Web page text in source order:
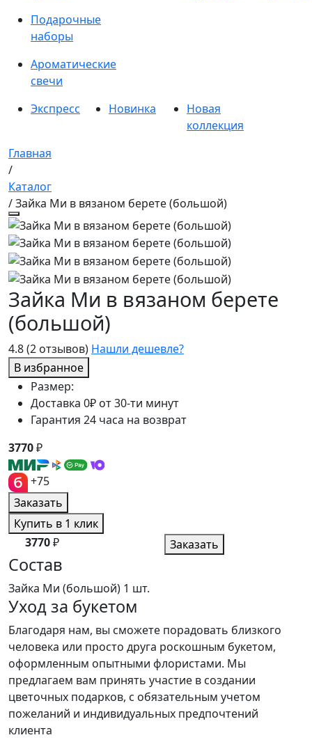
Подарочные
наборы
Ароматические
свечи
Экспресс
Новинка
Новая
коллекция
Главная
/
Каталог
/ Зайка Ми в вязаном берете (большой)
4.8(2 отзывов) Нашли дешевле?
В избранное
Зайка Ми в вязаном берете
(большой)
Размер:
Доставка 0₽ от 30-ти минут
Гарантия 24 часа на возврат
3770₽
+75
Заказать
Купить в 1 клик
3770₽ Заказать
Состав
Зайка Ми (большой) 1 шт.
Уход за букетом
Благодаря нам, вы сможете порадовать близкого
человека или просто друга роскошным букетом,
оформленным опытными флористами. Мы
предлагаем вам принять участие в создании
цветочных подарков, с обязательным учетом
пожеланий и индивидуальных предпочтений
клиента